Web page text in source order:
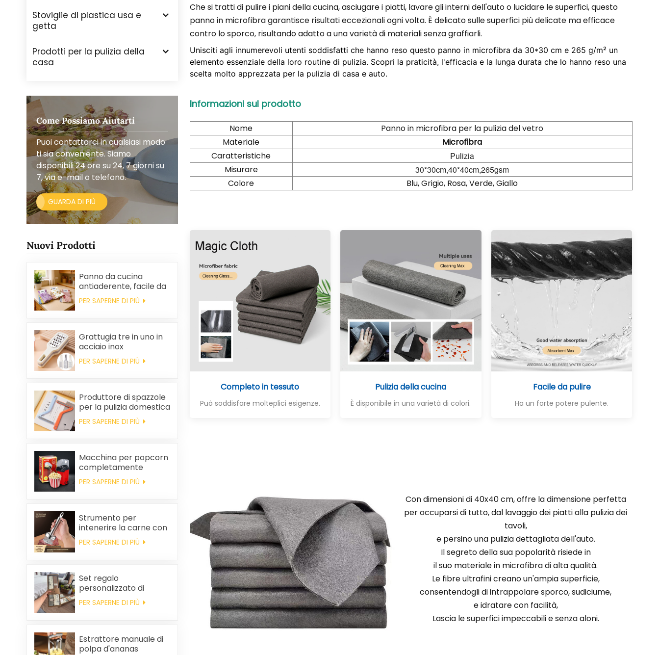
Stoviglie di plastica usa e
getta
Prodotti per la pulizia della
casa
Come Possiamo Aiutarti
Puoi contattarci in qualsiasi modo
ti sia conveniente. Siamo
disponibili 24 ore su 24, 7 giorni su
7, via e-mail o telefono.
GUARDA DI PIÙ
Nuovi Prodotti
Panno da cucina
antiaderente, facile da
pulire, spesso,
stampato, quadrato, in
PER SAPERNE DI PIÙ
Grattugia tre in uno in
acciaio inox
PER SAPERNE DI PIÙ
Produttore di spazzole
per la pulizia domestica
in plastica per la
rimozione dei peli
PER SAPERNE DI PIÙ
Macchina per popcorn
completamente
automatica, macchina
per popcorn portatile
PER SAPERNE DI PIÙ
Strumento per
intenerire la carne con
ago da bistecca
PER SAPERNE DI PIÙ
Set regalo
personalizzato di
asciugamani da cucina
e tovaglioli quadrati in
matrimonio e per la
pulizia della casa.
PER SAPERNE DI PIÙ
Estrattore manuale di
polpa d'ananas
Che si tratti di pulire i piani della cucina, asciugare i piatti, lavare gli interni dell'auto o lucidare le superfici, questo
panno in microfibra garantisce risultati eccezionali ogni volta. È delicato sulle superfici più delicate ma efficace
contro lo sporco, risultando adatto a una varietà di materiali senza graffiarli.
Unisciti agli innumerevoli utenti soddisfatti che hanno reso questo panno in microfibra da 30*30 cm e 265 g/m² un
elemento essenziale della loro routine di pulizia. Scopri la praticità, l'efficacia e la lunga durata che lo hanno reso una
scelta molto apprezzata per la pulizia di casa e auto.
Informazioni sul prodotto
Nome
Panno in microfibra per la pulizia del vetro
Materiale
Microfibra
Caratteristiche
Pulizia
Misurare
30*30cm,40*40cm,265gsm
Colore
Blu, Grigio, Rosa, Verde, Giallo
Completo in tessuto
Può soddisfare molteplici esigenze.
Pulizia della cucina
È disponibile in una varietà di colori.
Facile da pulire
Ha un forte potere pulente.
Con dimensioni di 40x40 cm, offre la dimensione perfetta
per occuparsi di tutto, dal lavaggio dei piatti alla pulizia dei
tavoli,
e persino una pulizia dettagliata dell'auto.
Il segreto della sua popolarità risiede in
il suo materiale in microfibra di alta qualità.
Le fibre ultrafini creano un'ampia superficie,
consentendogli di intrappolare sporco, sudiciume,
e idratare con facilità,
Lascia le superfici impeccabili e senza aloni.